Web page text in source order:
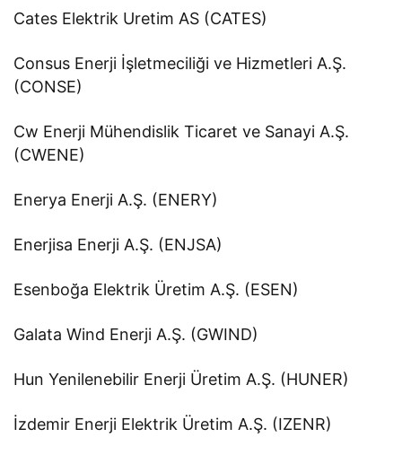
Cates Elektrik Uretim AS (CATES)
Consus Enerji İşletmeciliği ve Hizmetleri A.Ş.
(CONSE)
Cw Enerji Mühendislik Ticaret ve Sanayi A.Ş.
(CWENE)
Enerya Enerji A.Ş. (ENERY)
Enerjisa Enerji A.Ş. (ENJSA)
Esenboğa Elektrik Üretim A.Ş. (ESEN)
Galata Wind Enerji A.Ş. (GWIND)
Hun Yenilenebilir Enerji Üretim A.Ş. (HUNER)
İzdemir Enerji Elektrik Üretim A.Ş. (IZENR)